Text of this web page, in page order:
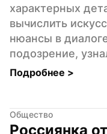
характерных
вычислить
нюансы в
подозрение,
Подробнее >
Общество
Россиянка